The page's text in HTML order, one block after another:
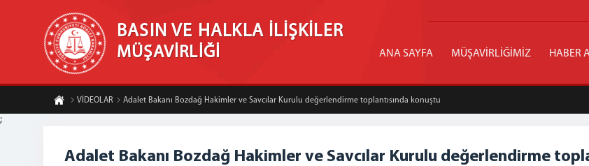
BASIN VE HALKLA İLİŞKİLER
MÜŞAVİRLİĞİ ANA SAYFA MÜŞAVİRLİĞİMİZ HABER
VİDEOLAR Adalet Bakanı Bozdağ Hakimler ve Savcılar Kurulu değerlendirme toplantısında konuştu
;
Adalet Bakanı Bozdağ Hakimler ve Savcılar Kurulu değerlendirme